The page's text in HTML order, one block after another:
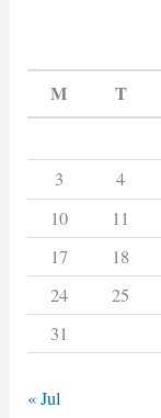
M T
3
4
10 11
17
18
24
25
31
« Jul